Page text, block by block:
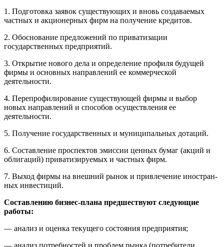
1. Подготовка заявок существующих и вновь создаваемых
частных и акционерных фирм на получение кредитов.
2. Обоснование предложений по приватизации
государственных предприятий.
3. Открытие нового дела и определение профиля будущей
фирмы и основных направлений ее коммерческой
деятельности.
4. Перепрофилирование существующей фирмы и выбор
новых направлений и способов осуществления ее
деятельности.
5. Получение государственных и муниципальных дотаций.
6. Составление проспектов эмиссии ценных бумаг (акций и
облигаций) приватизируемых и частных фирм.
7. Выход фирмы на внешний рынок и привлечение иностран­
ных инвестиций.
Составлению бизнес-плана предшествуют следующие
работы:
— анализ и оценка текущего состояния предприятия;
— анализ потребностей и проблем рынка (потребители,